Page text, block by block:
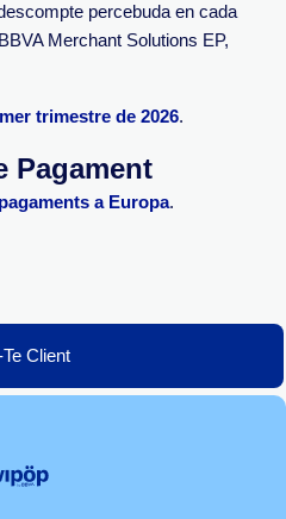
percebuda en cada
Merchant Solutions EP,
trimestre de 2026.
Pagament
a Europa.
Client